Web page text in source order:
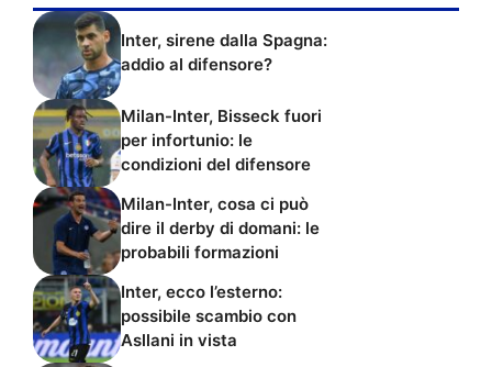
Inter, sirene dalla Spagna:
addio al difensore?
Milan-Inter, Bisseck fuori
per infortunio: le
condizioni del difensore
Milan-Inter, cosa ci può
dire il derby di domani: le
probabili formazioni
Inter, ecco l’esterno:
possibile scambio con
Asllani in vista